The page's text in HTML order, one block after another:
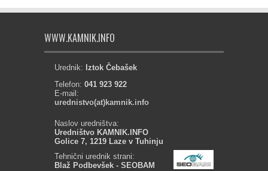
WWW.KAMNIK.INFO
Urednik: Iztok Čebašek
Telefon: 041 923 922
E-mail:
urednistvo(at)kamnik.info
Naslov uredništva:
Uredništvo KAMNIK.INFO
Golice 7, 1219 Laze v Tuhinju
Tehnični urednik strani:
Blaž Podbevšek - SEOBAM